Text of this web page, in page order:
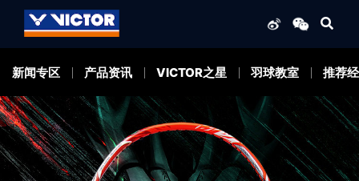
新闻专区 产品资讯 VICTOR之星 羽球教室 推荐